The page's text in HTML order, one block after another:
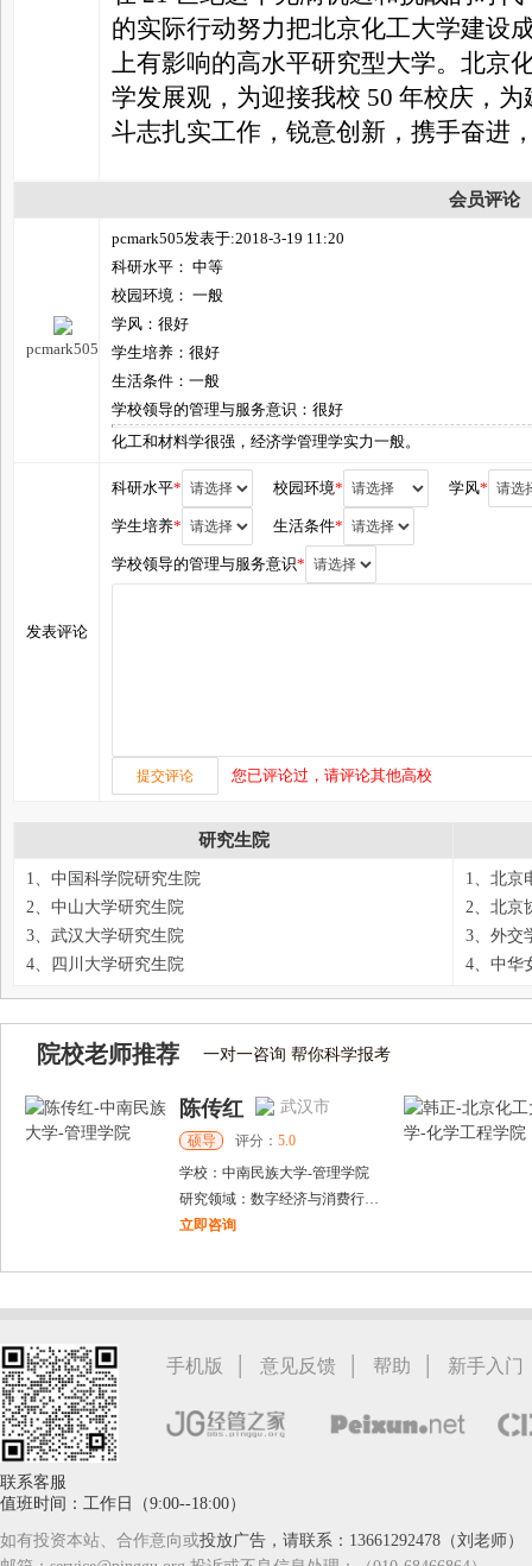
的实际行动努力把北京化工大学建设
上有影响的高水平研究型大学。北京
学发展观，为迎接我校 50 年校庆，
斗志扎实工作，锐意创新，携手奋进
会员评论
pcmark505
pcmark505发表于:2018-3-19 11:20
科研水平： 中等
校园环境： 一般
学风：很好
学生培养：很好
生活条件：一般
学校领导的管理与服务意识：很好
化工和材料学很强，经济学管理学实力一般。
发表评论
科研水平* 校园环境* 学风*
学生培养* 生活条件*
学校领导的管理与服务意识*
您已评论过，请评论其他高校
研究生院
1、中国科学院研究生院
2、中山大学研究生院
3、武汉大学研究生院
4、四川大学研究生院
1、北京
2、北京
3、外交
4、中华
院校老师推荐 一对一咨询 帮你科学报考
陈传红 武汉市
硕导 评分： 5.0
学校： 中南民族大学-管理学院
研究领域： 数字经济与消费行为，共享经济与协同消费，创新与采纳行为
立即咨询
立即咨询
手机版 | 意见反馈 | 帮助 | 新手入门
联系客服
值班时间：工作日（9:00--18:00）
如有投资本站、合作意向或投放广告，请联系：13661292478（刘老师）